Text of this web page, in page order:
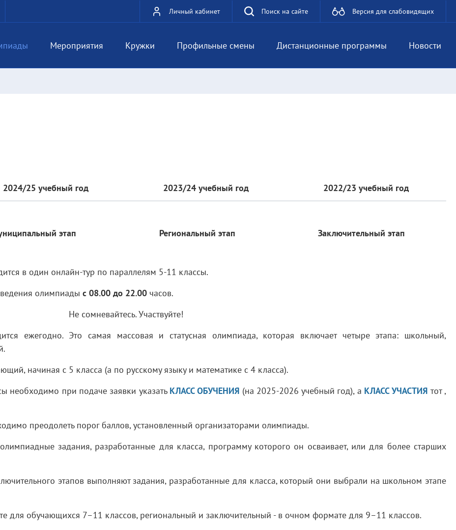
Личный кабинет Поиск на сайте Версия для слабовидящих
Мероприятия Кружки Профильные смены Дистанционные программы Новости
2024/25 учебный год 2023/24 учебный год 2022/23 учебный год
этап Региональный этап Заключительный этап
в один онлайн-тур по параллелям 5-11 классы.
олимпиады с 08.00 до 22.00 часов.
Не сомневайтесь. Участвуйте!
ежегодно. Это самая массовая и статусная олимпиада, которая включает четыре этапа: школьный,
начиная с 5 класса (а по русскому языку и математике с 4 класса).
необходимо при подаче заявки указать КЛАСС ОБУЧЕНИЯ (на 2025-2026 учебный год), а КЛАСС УЧАСТИЯ тот ,
преодолеть порог баллов, установленный организаторами олимпиады.
задания, разработанные для класса, программу которого он осваивает, или для более старших
этапов выполняют задания, разработанные для класса, который они выбрали на школьном этапе
для обучающихся 7–11 классов, региональный и заключительный - в очном формате для 9–11 классов.